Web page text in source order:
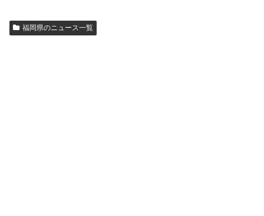
福岡県のニュース一覧